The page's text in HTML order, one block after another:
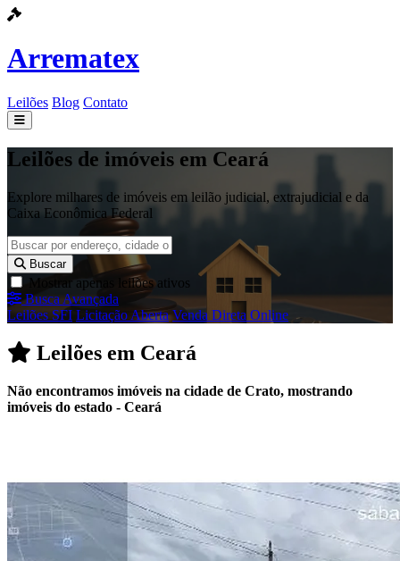
Arrematex
Leilões Blog Contato
Leilões
Leilões de imóveis em Ceará
Explore milhares de imóveis em leilão judicial, extrajudicial e da
Caixa Econômica Federal
Buscar
Mostrar apenas leilões ativos
Busca Avançada
Leilões SFI Licitação Aberta Venda Direta Online
Leilões em Ceará
Não encontramos imóveis na cidade de Crato, mostrando
imóveis do estado - Ceará